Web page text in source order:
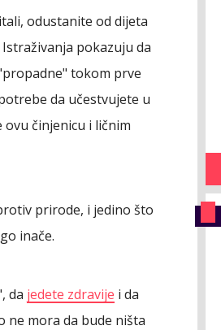
odustanite od dijeta
pokazuju da
tokom prve
da učestvujete u
činjenicu i ličnim
prirode, i jedino što
inače.
da jedete zdravije i da
ne mora da bude ništa